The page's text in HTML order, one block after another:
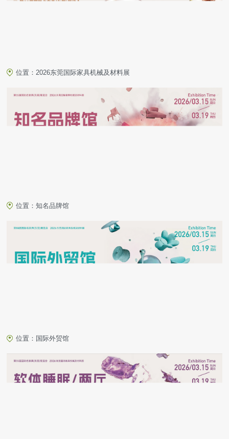
位置：2026东莞国际家具机械及材料展
位置：知名品牌馆
位置：国际外贸馆